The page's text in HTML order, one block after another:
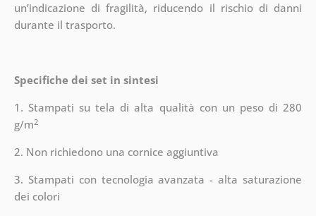
un’indicazione di fragilità, riducendo il rischio di danni
durante il trasporto.
Specifiche dei set in sintesi
1. Stampati su tela di alta qualità con un peso di 280
g/m2
2. Non richiedono una cornice aggiuntiva
3. Stampati con tecnologia avanzata - alta saturazione
dei colori